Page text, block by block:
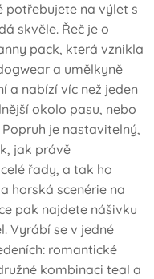
potřebujete na výlet s
skvěle. Řeč je o
pack, která vznikla
a umělkyně
a nabízí víc než jeden
okolo pasu, nebo
je nastavitelný,
jak právě
řady, a tak ho
horská scenérie na
pak najdete nášivku
Vyrábí se v jedné
romantické
kombinaci teal a